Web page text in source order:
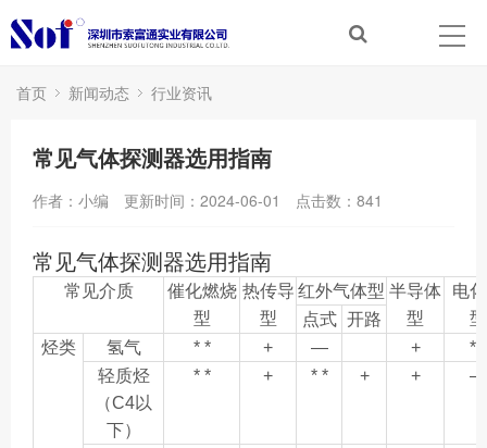
首页 新闻动态 行业资讯
常见气体探测器选用指南
作者：小编 更新时间：2024-06-01 点击数： 841
常见气体探测器选用指南
常见介质
催化燃烧
型
热传导
型
红外气体型 半导体
型
电
型
点式 开路
烃类
氢气 * * + — +
* *
轻质烃
（C4以
下）
* * + * * + + —